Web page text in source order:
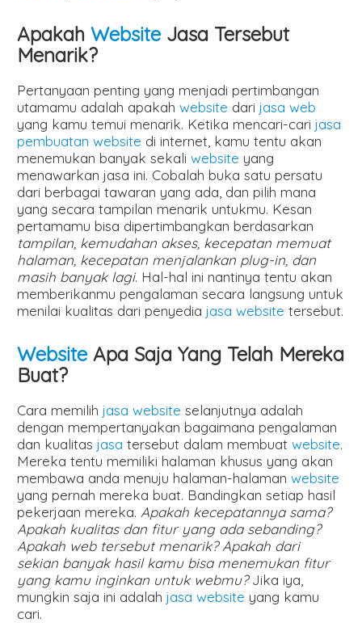
ApakahWebsite Jasa Tersebut
Menarik?
Pertanyaan penting yang menjadi pertimbangan
utamamu adalah apakahwebsite darijasa web
yang kamu temui menarik. Ketika mencari-carijasa
pembuatan website di internet, kamu tentu akan
menemukan banyak sekaliwebsite yang
menawarkan jasa ini. Cobalah buka satu persatu
dari berbagai tawaran yang ada, dan pilih mana
yang secara tampilan menarik untukmu. Kesan
pertamamu bisa dipertimbangkan berdasarkan
tampilan, kemudahan akses, kecepatan memuat
halaman, kecepatan menjalankan plug-in, dan
masih banyak lagi. Hal-hal ini nantinya tentu akan
memberikanmu pengalaman secara langsung untuk
menilai kualitas dari penyediajasa website tersebut.
Website Apa Saja Yang Telah Mereka
Buat?
Cara memilihjasa website selanjutnya adalah
dengan mempertanyakan bagaimana pengalaman
dan kualitasjasa tersebut dalam membuatwebsite.
Mereka tentu memiliki halaman khusus yang akan
membawa anda menuju halaman-halamanwebsite
yang pernah mereka buat. Bandingkan setiap hasil
pekerjaan mereka. Apakah kecepatannya sama?
Apakah kualitas dan fitur yang ada sebanding?
Apakah web tersebut menarik? Apakah dari
sekian banyak hasil kamu bisa menemukan fitur
yang kamu inginkan untuk webmu?Jika iya,
mungkin saja ini adalahjasa website yang kamu
cari.